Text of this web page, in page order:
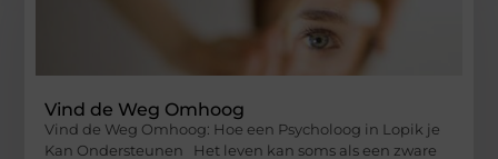
Vind de Weg Omhoog
Vind de Weg Omhoog: Hoe een Psycholoog in Lopik je
Kan Ondersteunen Het leven kan soms als een zware